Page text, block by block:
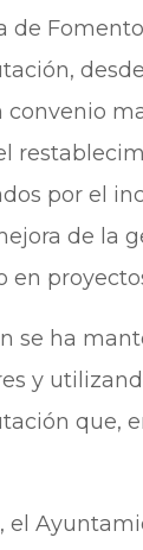
de
por el
de la
en
se ha
y
que,
el